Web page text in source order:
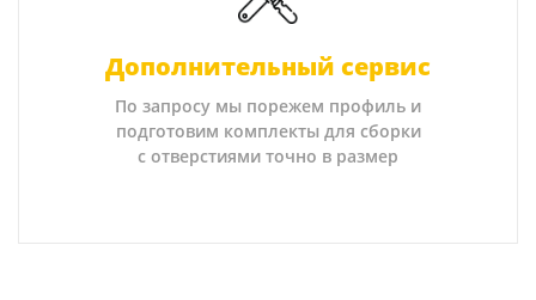
Дополнительный сервис
По запросу мы порежем профиль и
подготовим комплекты для сборки
с отверстиями точно в размер